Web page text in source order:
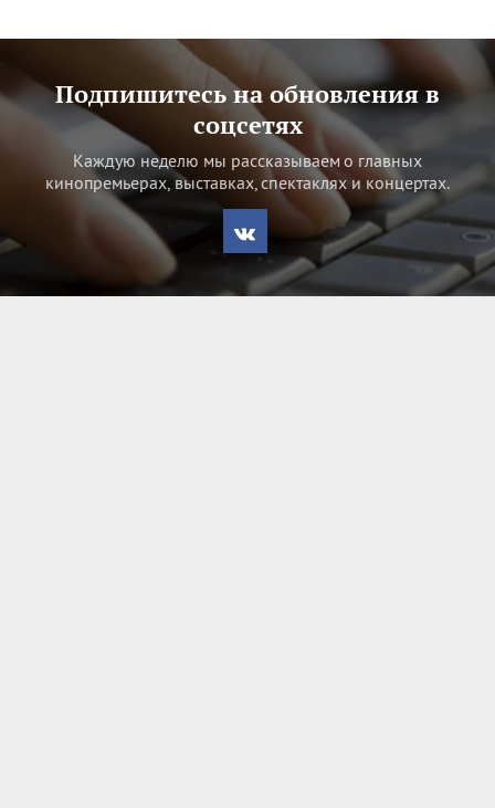
Подпишитесь на обновления в
соцсетях
Каждую неделю мы рассказываем о главных
кинопремьерах, выставках, спектаклях и концертах.